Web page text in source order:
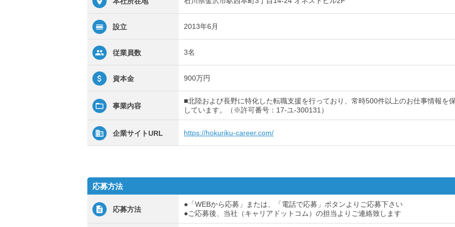
設立 2013年6月
従業員数 3名
資本金 900万円
事業内容
■北陸および長野に特化した転職支援を行っており、常時500件以上のお仕事情報を
しています。（※許可番号：17-ユ-300131）
企業サイトURL https://hokuriku-career.com/
応募方法
応募方法
●「WEBから応募」または、「電話で応募」ボタンよりご応募下さい
●ご応募後、当社（キャリアドットコム）の担当よりご連絡致します